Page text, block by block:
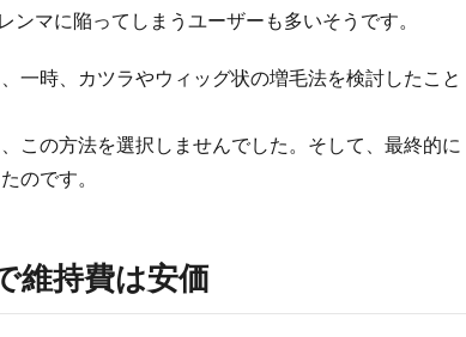
マに陥ってしまうユーザーも多いそうです。
一時、カツラやウィッグ状の増毛法を検討したこと
この方法を選択しませんでした。そして、最終的に
のです。
維持費は安価